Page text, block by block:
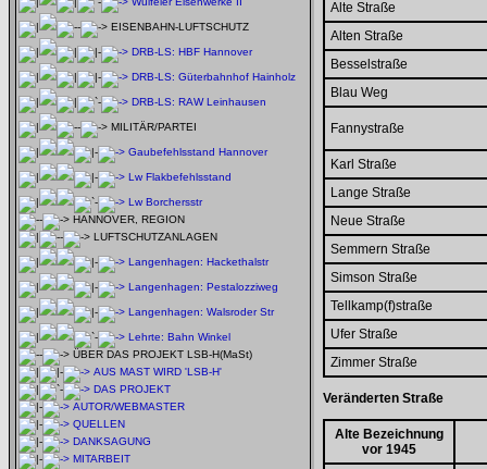
EISENBAHN-LUFTSCHUTZ
DRB-LS: HBF Hannover
DRB-LS: Güterbahnhof Hainholz
DRB-LS: RAW Leinhausen
MILITÄR/PARTEI
Gaubefehlsstand Hannover
Lw Flakbefehlsstand
Lw Borchersstr
HANNOVER, REGION
LUFTSCHUTZANLAGEN
Langenhagen: Hackethalstr
Langenhagen: Pestalozziweg
Langenhagen: Walsroder Str
Lehrte: Bahn Winkel
ÜBER DAS PROJEKT LSB-H(MaSt)
AUS MAST WIRD 'LSB-H'
DAS PROJEKT
AUTOR/WEBMASTER
QUELLEN
DANKSAGUNG
MITARBEIT
Alte Straße
Alten Straße
Besselstraße
Blau Weg
Fannystraße
Karl Straße
Lange Straße
Neue Straße
Semmern Straße
Simson Straße
Tellkamp(f)straße
Ufer Straße
Zimmer Straße
Veränderten Straße
Alte Bezeichnung
vor 1945